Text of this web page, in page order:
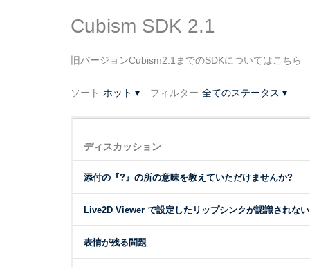
Cubism SDK 2.1
旧バージョンCubism2.1までのSDKについてはこちら
ソート ホット ▾ フィルター 全てのステータス ▾
ス
カ
シ
ディスカッション
添付の『?』の所の意味を教えていただけませんか?
Live2D Viewer で設定したリップシンクが認識されない
表情が残る問題